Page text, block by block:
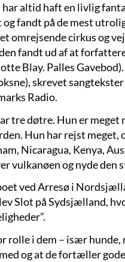
altid haft en livlig
fandt på de mest
omrejsende cirkus og
fandt ud af at
Blay. Palles
skrevet
Radio.
døtre. Hun er meget
Hun har rejst meget,
Nicaragua, Kenya,
vulkanøen og nyde den
ved Arresø i
Slot på Sydsjælland,
i dem – især hunde,
og at de fortæller